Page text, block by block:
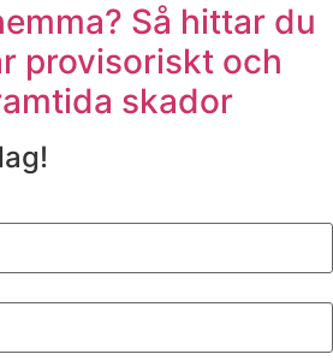
Så hittar du
provisoriskt och
skador